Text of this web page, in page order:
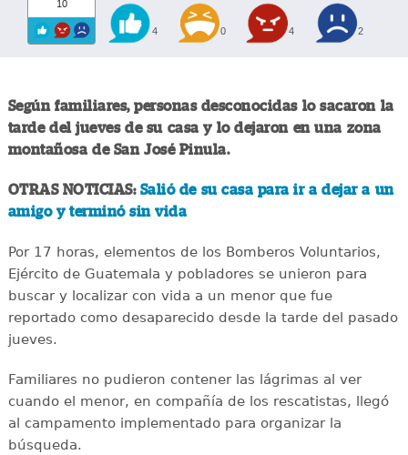
10
4 0 4 2
Según familiares, personas desconocidas lo sacaron la
tarde del jueves de su casa y lo dejaron en una zona
montañosa de San José Pinula.
OTRAS NOTICIAS: Salió de su casa para ir a dejar a un
amigo y terminó sin vida
Por 17 horas, elementos de los Bomberos Voluntarios,
Ejército de Guatemala y pobladores se unieron para
buscar y localizar con vida a un menor que fue
reportado como desaparecido desde la tarde del pasado
jueves.
Familiares no pudieron contener las lágrimas al ver
cuando el menor, en compañía de los rescatistas, llegó
al campamento implementado para organizar la
búsqueda.